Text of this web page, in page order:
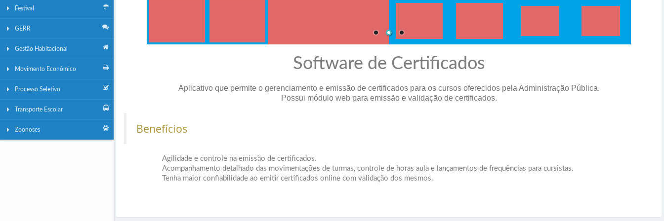
Festival
GERR
Gestão Habitacional
Movimento Econômico
Processo Seletivo
Transporte Escolar
Zoonoses
Software de Certificados
Aplicativo que permite o gerenciamento e emissão de certificados para os cursos oferecidos pela Administração Pública.
Possui módulo web para emissão e validação de certificados.
Benefícios
Agilidade e controle na emissão de certificados.
Acompanhamento detalhado das movimentações de turmas, controle de horas aula e lançamentos de frequências para cursistas.
Tenha maior confiabilidade ao emitir certificados online com validação dos mesmos.